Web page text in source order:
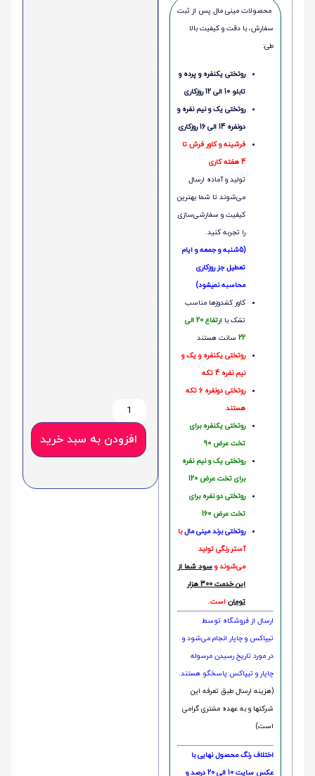
محصولات مینی‌ مال پس از ثبت
سفارش، با دقت و کیفیت بالا
طی:
روتختی یکنفره و پرده و
تابلو 10 الی 12 روزکاری
روتختی یک و نیم نفره و
دونفره 14 الی 16 روزکاری
فرشینه و کاور فرش تا
4 هفته کاری
تولید و آماده ارسال
می‌شوند تا شما بهترین
کیفیت و سفارشی‌سازی
را تجربه کنید.
(5شنبه و جمعه و ایام
تعطیل جز روزکاری
محاسبه نمیشود)
کاور کشدوزها مناسب
تشک با ا
رتفاع 20 الی
22 سانت هستند
روتختی یکنفره و یک و
نیم نفره 4 تکه
روتختی دونفره 6 تکه
هستند
روتختی یکنفره برای
تخت عرض 90
روتختی یک و نیم نفره
برای تخت عرض 120
روتختی دو نفره برای
تخت عرض 160
روتختی‌ برند مینی مالبا
آستر رنگی تولید
می‌شوند و سود شما از
این خدمت 300 هزار
تومان است.
ارسال از فروشگاه توسط
تیپاکس و چاپار انجام می‌شود و
در مورد تاریخ رسیدن مرسوله
چاپار و تیپاکس پاسخگو هستند.
(هزینه ارسال طبق تعرفه این
شرکتها و به عهده مشتری گرامی
است)
اختلاف رنگ محصول نهایی با
عکس سایت 10 الی 20 درصد و
افزودن به سبد خرید